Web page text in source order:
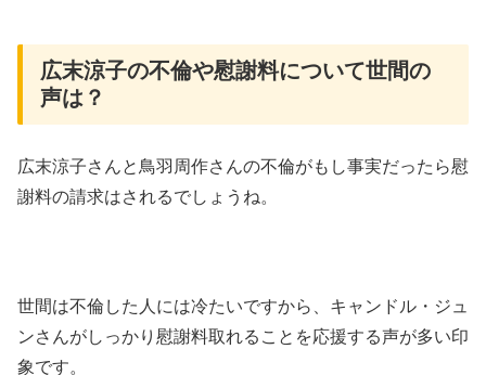
広末涼子の不倫や慰謝料について世間の
声は？
広末涼子さんと鳥羽周作さんの不倫がもし事実だったら慰
謝料の請求はされるでしょうね。
世間は不倫した人には冷たいですから、キャンドル・ジュ
ンさんがしっかり慰謝料取れることを応援する声が多い印
象です。